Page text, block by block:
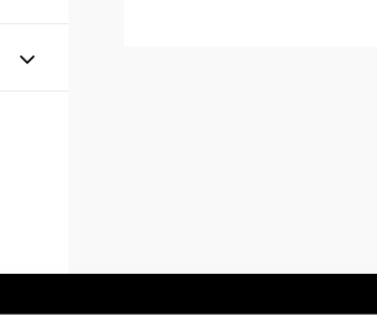
Erakutsi/izkutatu azpiorriak